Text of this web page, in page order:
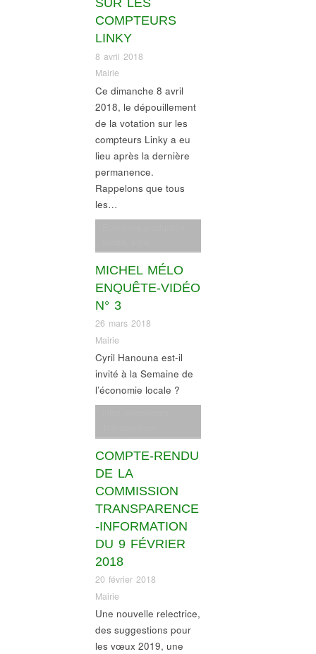
SUR LES
COMPTEURS
LINKY
8 avril 2018
Mairie
Ce dimanche 8 avril
2018, le dépouillement
de la votation sur les
compteurs Linky a eu
lieu après la dernière
permanence.
Rappelons que tous
les…
MICHEL MÉLO
ENQUÊTE-VIDÉO
N° 3
26 mars 2018
Mairie
commerces
Cyril Hanouna est-il
invité à la Semaine de
l’économie locale ?
COMPTE-RENDU
DE LA
COMMISSION
TRANSPARENCE
-INFORMATION
DU 9 FÉVRIER
2018
20 février 2018
Mairie
information
Une nouvelle relectrice,
des suggestions pour
les vœux 2019, une